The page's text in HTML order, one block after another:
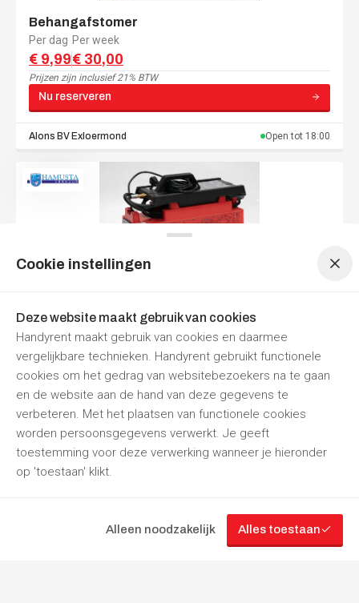
Behangafstomer
Per dag
€ 9,99
Per week
€ 30,00
Prijzen zijn inclusief 21% BTW
Nu reserveren
Alons BVExloermond Open tot 18:00
Per dag
€ 30,25
Per week
€ 54,45
Prijzen zijn inclusief 21% BTW
Nu reserveren
Hamusta Verhuur Punthorst Open tot
Filteren
ingereedschapverhuur”
Cookie instellingen
Deze website maakt gebruik van cookies
Handyrent maakt gebruik van cookies en daarmee
vergelijkbare technieken. Handyrent gebruikt functionele
cookies om het gedrag van websitebezoekers na te gaan
en de website aan de hand van deze gegevens te
verbeteren. Met het plaatsen van functionele cookies
worden persoonsgegevens verwerkt. Je geeft
toestemming voor deze verwerking wanneer je hieronder
op 'toestaan' klikt.
Alleen noodzakelijk Alles toestaan